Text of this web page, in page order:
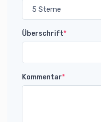
Überschrift*
Kommentar*